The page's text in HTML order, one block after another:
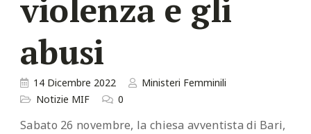
violenza e gli
abusi
14 Dicembre 2022
Ministeri Femminili
Notizie MIF
0
Sabato 26 novembre, la chiesa avventista di Bari,